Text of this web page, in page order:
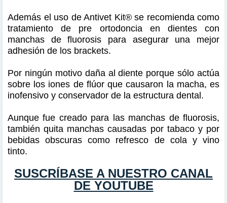
Además el uso de Antivet Kit® se recomienda como
tratamiento de pre ortodoncia en dientes con
manchas de fluorosis para asegurar una mejor
adhesión de los brackets.
Por ningún motivo daña al diente porque sólo actúa
sobre los iones de flúor que causaron la macha, es
inofensivo y conservador de la estructura dental.
Aunque fue creado para las manchas de fluorosis,
también quita manchas causadas por tabaco y por
bebidas obscuras como refresco de cola y vino
tinto.
SUSCRÍBASE A NUESTRO CANAL
DE YOUTUBE